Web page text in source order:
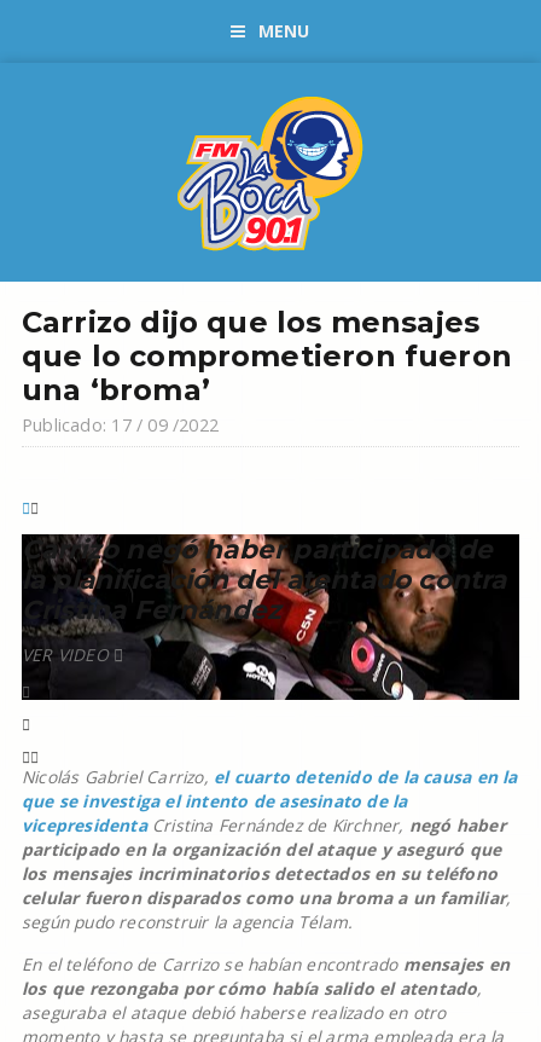
MENU
Carrizo dijo que los mensajes
que lo comprometieron fueron
una ‘broma’
Publicado: 17 / 09 /2022
Carrizo negó haber participado de
la planificación del atentado contra
Cristina Fernández
VER VIDEO
Nicolás Gabriel Carrizo, el cuarto detenido de la causa en la
que se investiga el intento de asesinato de la
vicepresidentaCristina Fernández de Kirchner, negó haber
participado en la organización del ataque y aseguró que
los mensajes incriminatorios detectados en su teléfono
celular fueron disparados como una broma a un familiar,
según pudo reconstruir la agencia Télam.
En el teléfono de Carrizo se habían encontrado mensajes en
los que rezongaba por cómo había salido el atentado,
aseguraba el ataque debió haberse realizado en otro
momento y hasta se preguntaba si el arma empleada era la